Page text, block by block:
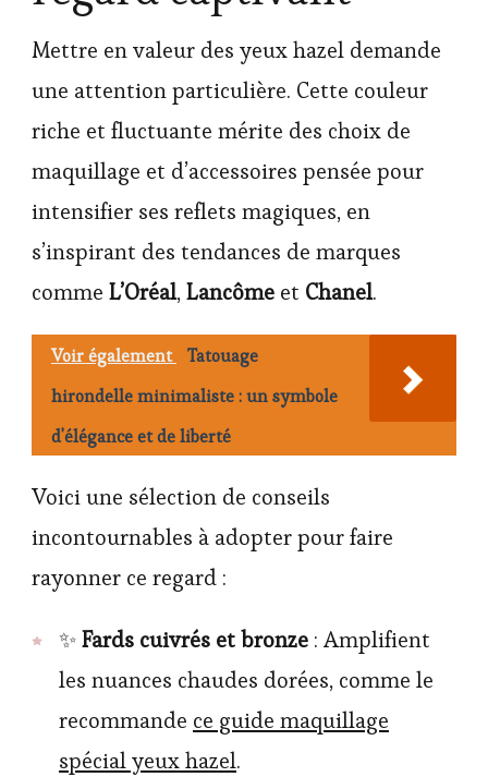
Mettre en valeur des yeux hazel demande
une attention particulière. Cette couleur
riche et fluctuante mérite des choix de
maquillage et d’accessoires pensée pour
intensifier ses reflets magiques, en
s’inspirant des tendances de marques
comme L’Oréal,Lancôme et Chanel.
Voir également
Tatouage
hirondelle minimaliste : un symbole
d'élégance et de liberté
Voici une sélection de conseils
incontournables à adopter pour faire
rayonner ce regard :
✨Fards cuivrés et bronze : Amplifient
les nuances chaudes dorées, comme le
recommande ce guide maquillage
spécial yeux hazel.